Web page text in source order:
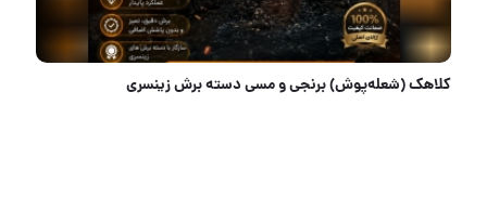
و مسی دسته برش زینسری صابون پرداخت